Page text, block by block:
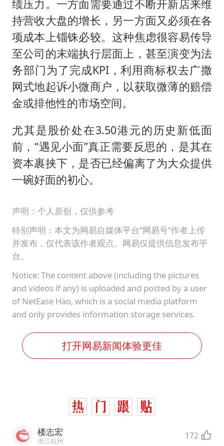
绩压力。一方面需要通过不断开新店来维
持营收大盘的增长，另一方面又必须在各
项成本上锱铢必较。这种焦虑很容易传导
至公司的末端执行层面上，甚至演变为法
务部门为了完成KPI，利用商标权去广撒
网式地起诉小微商户，以获取微薄的赔偿
金或排他性的市场空间。
尤其是股价处在3.50港元的历史新低面
前，“遇见小面”真正需要反思的，是其在
资本裹挟下，是否已经偏离了为大众提供
一碗好面的初心。
声明：个人原创，仅供参考
特别声明：本文为网易自媒体平台“网易号”作者上传
并发布，仅代表该作者观点。网易仅提供信息发布平
台。
Notice: The content above (including the pictures
and videos if any) is uploaded and posted by a user
of NetEase Hao, which is a social media platform
and only provides information storage services.
打开网易新闻体验更佳
楼志宏
浙江杭州 172